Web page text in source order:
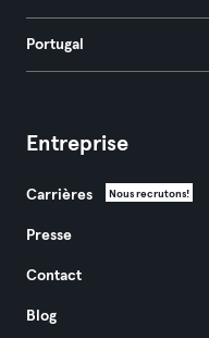
Portugal
Entreprise
Carrières Nous recrutons!
Presse
Contact
Blog